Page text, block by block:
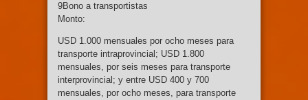
9Bono a transportistas
Monto:
USD 1.000 mensuales por ocho meses para
transporte intraprovincial; USD 1.800
mensuales, por seis meses para transporte
interprovincial; y entre USD 400 y 700
mensuales, por ocho meses, para transporte